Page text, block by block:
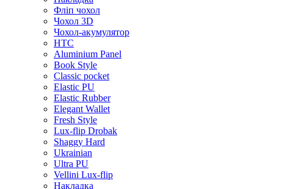
Фліп чохол
Чохол 3D
Чохол-акумулятор
HTC
Aluminium Panel
Book Style
Classic pocket
Elastic PU
Elastic Rubber
Elegant Wallet
Fresh Style
Lux-flip Drobak
Shaggy Hard
Ukrainian
Ultra PU
Vellini Lux-flip
Накладка